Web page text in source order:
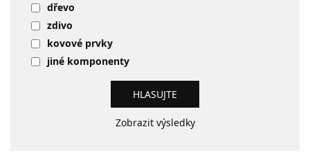
dřevo
zdivo
kovové prvky
jiné komponenty
Zobrazit výsledky